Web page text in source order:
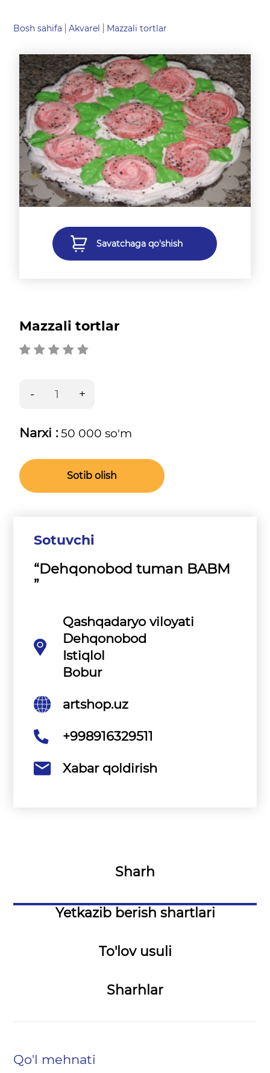
Bosh sahifa Akvarel Mazzali tortlar
Savatchaga qo'shish
Mazzali tortlar
Narxi :50 000 so'm
Sotib olish
Sotuvchi
“Dehqonobod tuman BABM
”
Qashqadaryo viloyati
Dehqonobod
Istiqlol
Bobur
artshop.uz
+998916329511
Xabar qoldirish
Sharh
Yetkazib berish shartlari
To'lov usuli
Sharhlar
Qo'l mehnati